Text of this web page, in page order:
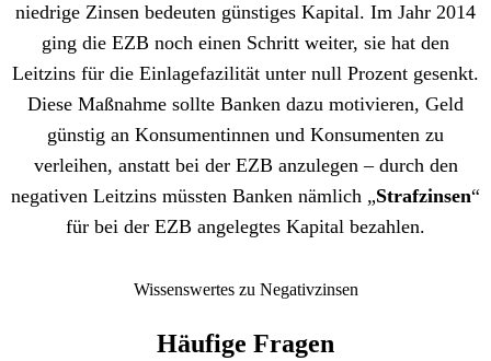
niedrige Zinsen bedeuten günstiges Kapital. Im Jahr 2014
ging die EZB noch einen Schritt weiter, sie hat den
Leitzins für die Einlagefazilität unter null Prozent gesenkt.
Diese Maßnahme sollte Banken dazu motivieren, Geld
günstig an Konsumentinnen und Konsumenten zu
verleihen, anstatt bei der EZB anzulegen – durch den
negativen Leitzins müssten Banken nämlich „Strafzinsen“
für bei der EZB angelegtes Kapital bezahlen.
Wissenswertes zu Negativzinsen
Häufige Fragen